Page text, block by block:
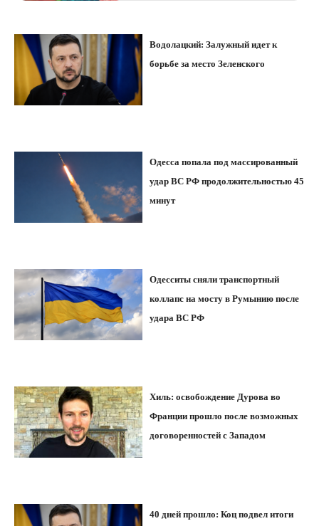
Водолацкий: Залужный идет к
борьбе за место Зеленского
Одесса попала под массированный
удар ВС РФ продолжительностью 45
минут
Одесситы сняли транспортный
коллапс на мосту в Румынию после
удара ВС РФ
Хиль: освобождение Дурова во
Франции прошло после возможных
договоренностей с Западом
40 дней прошло: Коц подвел итоги